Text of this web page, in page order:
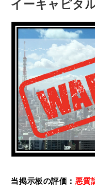
イーキャピタ
当掲示板の評価： 悪質